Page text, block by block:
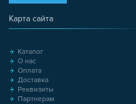
Карта сайта
Каталог
О нас
Оплата
Доставка
Реквизиты
Партнерам